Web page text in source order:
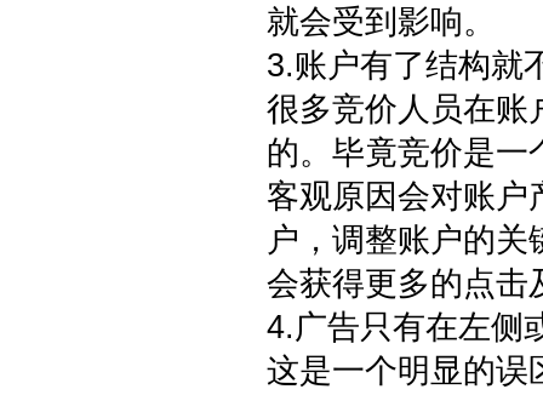
就会受到影响。
3.账户有了结构就
很多竞价人员在账
的。毕竟竞价是一
客观原因会对账户
户，调整账户的
会获得更多的点击
4.广告只有在左侧
这是一个明显的误